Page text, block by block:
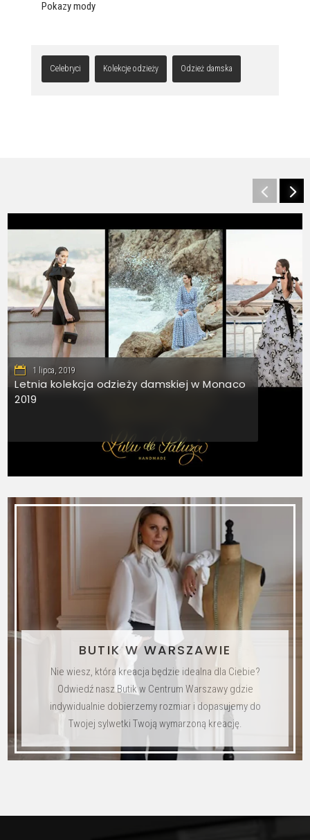
Pokazy mody
Celebryci Kolekcje odzieży Odzież damska
1 lipca, 2019
Letnia kolekcja odzieży damskiej w Monaco
2019
BUTIK W WARSZAWIE
Nie wiesz, która kreacja będzie idealna dla Ciebie?
Odwiedź nasz Butik w Centrum Warszawy gdzie
indywidualnie dobierzemy rozmiar i dopasujemy do
Twojej sylwetki Twoją wymarzoną kreację.